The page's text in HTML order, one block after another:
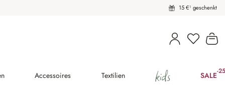
15 €¹ geschenkt
Accessoires Textilien kids SALE-